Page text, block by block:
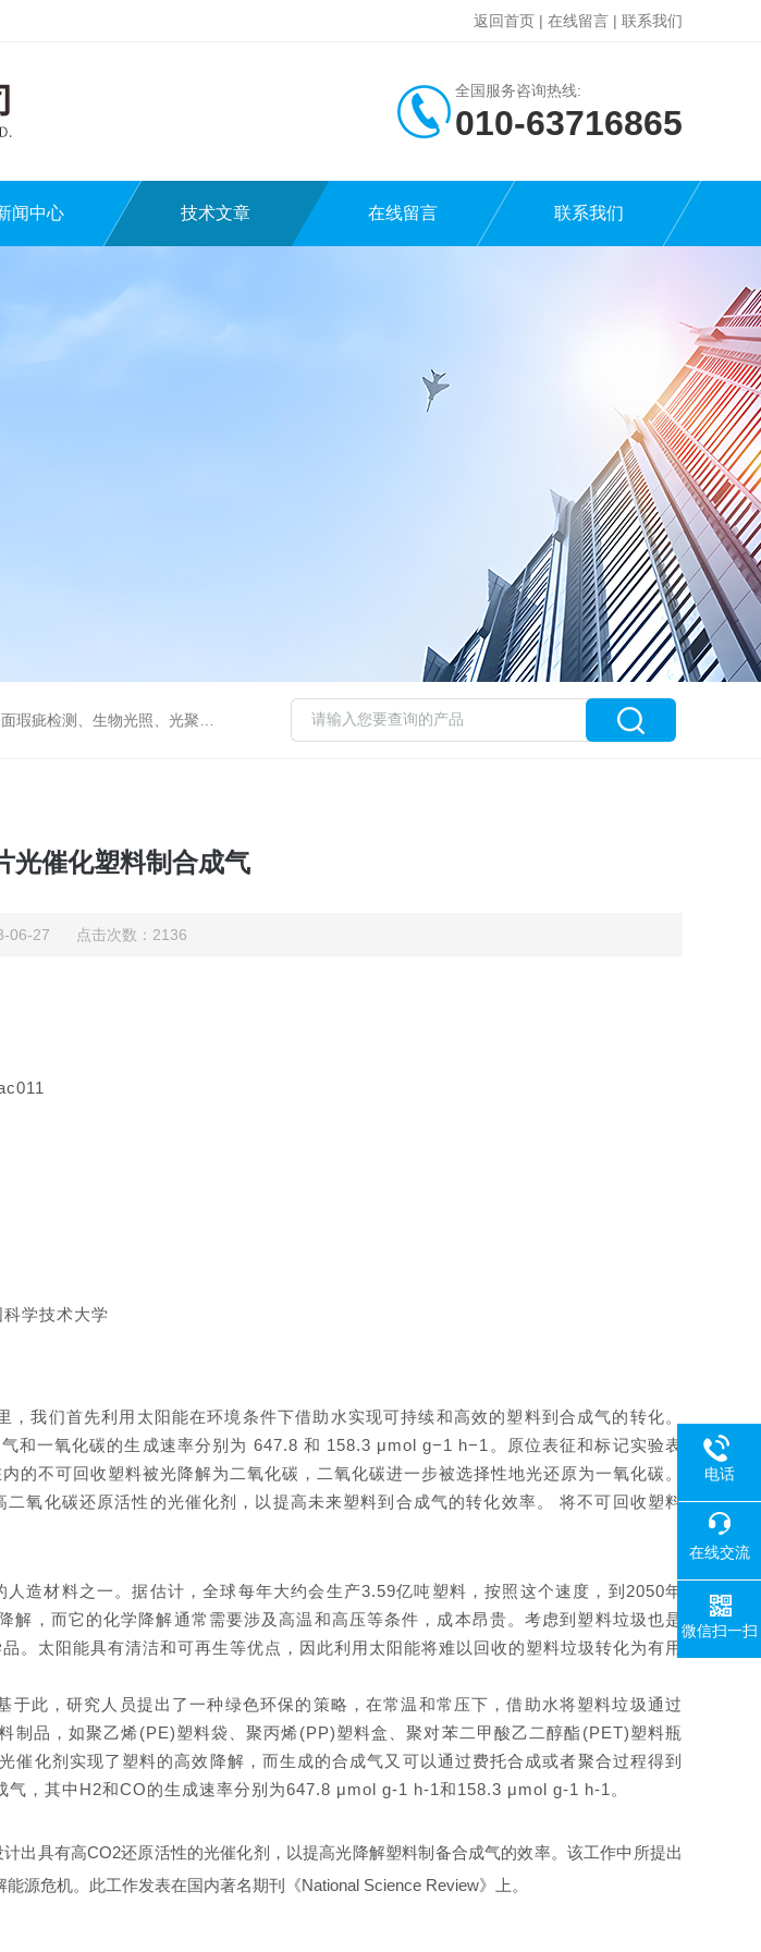
返回首页 | 在线留言 | 联系我们
全国服务咨询热线:
010-63716865
闻中心 技术文章 在线留言 联系我们
生物光照、光聚合等诸多领域。
光催化塑料制合成气
06-27 点击次数：2136
学技术大学
我们首先利用太阳能在环境条件下借助水实现可持续和高效的塑料到合成气的转化。
和一氧化碳的生成速率分别为 647.8 和 158.3 μmol g−1 h−1。原位表征和标记实验表
不可回收塑料被光降解为二氧化碳，二氧化碳进一步被选择性地光还原为一氧化碳。
氧化碳还原活性的光催化剂，以提高未来塑料到合成气的转化效率。 将不可回收塑料
造材料之一。据估计，全球每年大约会生产3.59亿吨塑料，按照这个速度，到2050年
，而它的化学降解通常需要涉及高温和高压等条件，成本昂贵。考虑到塑料垃圾也是
太阳能具有清洁和可再生等优点，因此利用太阳能将难以回收的塑料垃圾转化为有用
此，研究人员提出了一种绿色环保的策略，在常温和常压下，借助水将塑料垃圾通过
品，如聚乙烯(PE)塑料袋、聚丙烯(PP)塑料盒、聚对苯二甲酸乙二醇酯(PET)塑料瓶
化剂实现了塑料的高效降解，而生成的合成气又可以通过费托合成或者聚合过程得到
，其中H2和CO的生成速率分别为647.8 μmol g-1 h-1和158.3 μmol g-1 h-1。
出具有高CO2还原活性的光催化剂，以提高光降解塑料制备合成气的效率。该工作中所提出
源危机。此工作发表在国内著名期刊《National Science Review》上。
电话
在线交流
微信扫一扫